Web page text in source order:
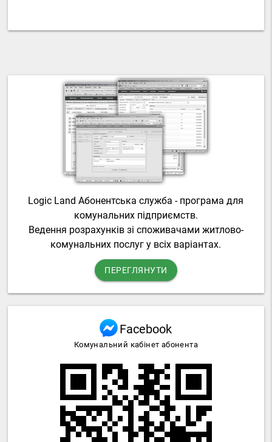
Logic Land Абонентська служба - програма для
комунальних підприємств.
Ведення розрахунків зі споживачами житлово-
комунальних послуг у всіх варіантах.
ПЕРЕГЛЯНУТИ
Facebook
Комунальний кабінет абонента